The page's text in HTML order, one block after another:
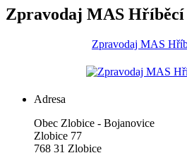
Zpravodaj MAS
Zpravodaj MAS
Adresa
Obec Zlobice - Bojanovice
Zlobice 77
768 31 Zlobice